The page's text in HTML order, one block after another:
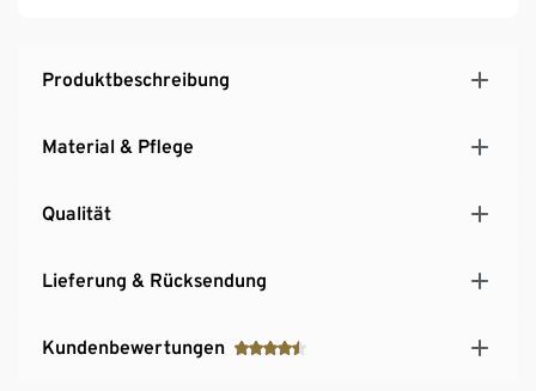
Druckknöpfe und Reißverschluss für einfaches An-
Produktbeschreibung
Material & Pflege
Qualität
Lieferung & Rücksendung
Kundenbewertungen